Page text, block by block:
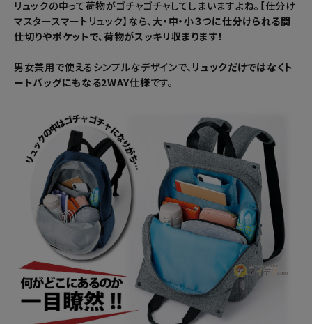
推し活グッズ
掃除グッズ
ビューティー
ボディメイクグッズ
ファッション
アウトドア・トラベル
インテリア
リュックの中って荷物がゴチャゴチャしてしまいますよね。【仕分け
マスタースマートリュック】なら、大・中・小３つに仕分けられる間
仕切りやポケットで、荷物がスッキリ収まります！
男女兼用で使えるシンプルなデザインで、 リュックだけではなくト
ートバッグにもなる2WAY仕様です。